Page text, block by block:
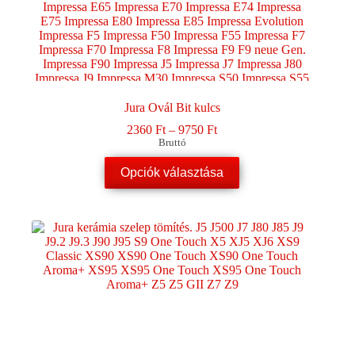
Jura Ovál Bit kulcs
2360Ft – 9750FtÁrtartomány:
-
9750 Ft
Bruttó
Opciók választása
Ennek
a
terméknek
variációja
van.
A
változatok
a
termékoldalon